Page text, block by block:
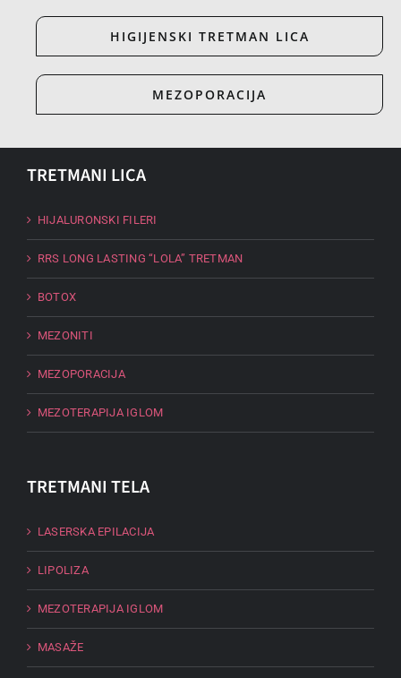
HIGIJENSKI TRETMAN LICA
MEZOPORACIJA
TRETMANI LICA
HIJALURONSKI FILERI
RRS LONG LASTING “LOLA” TRETMAN
BOTOX
MEZONITI
MEZOPORACIJA
MEZOTERAPIJA IGLOM
TRETMANI TELA
LASERSKA EPILACIJA
LIPOLIZA
MEZOTERAPIJA IGLOM
MASAŽE